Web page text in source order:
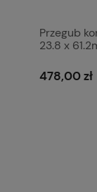
Przegub
23.8 x
478,00 zł